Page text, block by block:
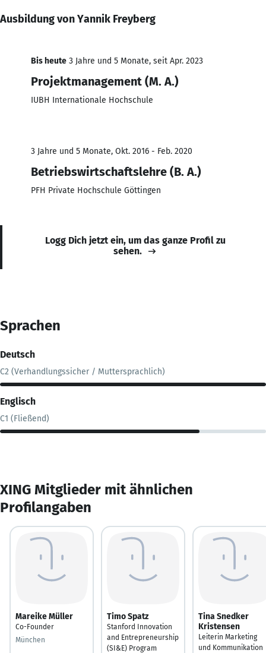
Ausbildung von Yannik Freyberg
Bis heute 3 Jahre und 5 Monate, seit Apr. 2023
Projektmanagement (M. A.)
IUBH Internationale Hochschule
3 Jahre und 5 Monate, Okt. 2016 - Feb. 2020
Betriebswirtschaftslehre (B. A.)
PFH Private Hochschule Göttingen
Logg Dich jetzt ein, um das ganze Profil zu
sehen.
Sprachen
Deutsch
C2 (Verhandlungssicher / Muttersprachlich)
Englisch
C1 (Fließend)
XING Mitglieder mit ähnlichen
Profilangaben
Mareike Müller
Co-Founder
München
Timo Spatz
Stanford Innovation
and Entrepreneurship
(SI&E) Program
Tina Snedker
Kristensen
Leiterin Marketing
und Kommunikation